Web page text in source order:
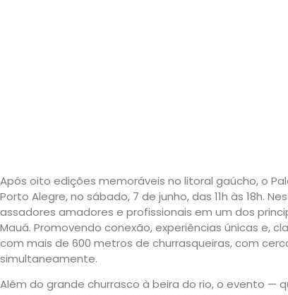
Após oito edições memoráveis no litoral gaúcho, o
Porto Alegre, no sábado, 7 de junho, das 11h às 18h.
assadores amadores e profissionais em um dos
Mauá. Promovendo conexão, experiências únicas e,
com mais de 600 metros de churrasqueiras, com
simultaneamente.
Além do grande churrasco à beira do rio, o evento —